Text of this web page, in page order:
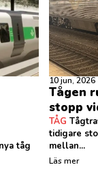
tåg
10 jun, 2026
Tågen
stopp
TÅG
tidigare
mellan...
Läs mer